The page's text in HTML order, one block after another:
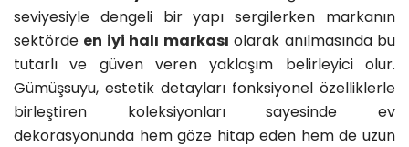
seviyesiyle dengeli bir yapı sergilerken markanın
sektörde en iyi halı markası olarak anılmasında bu
tutarlı ve güven veren yaklaşım belirleyici olur.
Gümüşsuyu, estetik detayları fonksiyonel özelliklerle
birleştiren koleksiyonları sayesinde ev
dekorasyonunda hem göze hitap eden hem de uzun